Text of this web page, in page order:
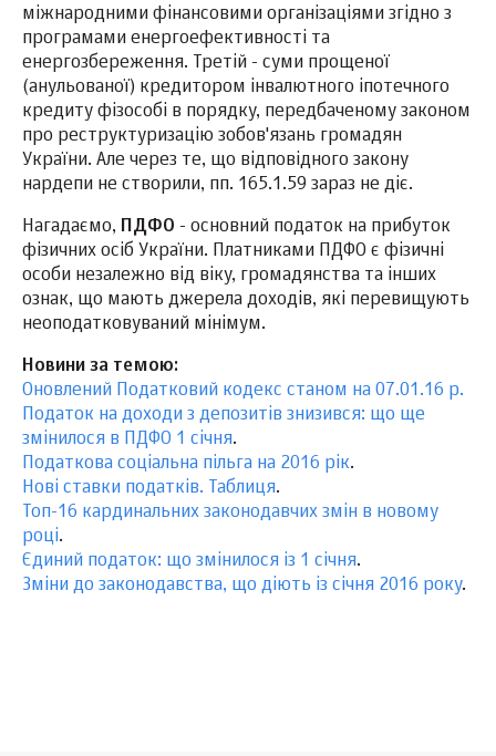
міжнародними фінансовими організаціями згідно з
програмами енергоефективності та
енергозбереження. Третій - суми прощеної
(анульованої) кредитором інвалютного іпотечного
кредиту фізособі в порядку, передбаченому законом
про реструктуризацію зобов'язань громадян
України. Але через те, що відповідного закону
нардепи не створили, пп. 165.1.59 зараз не діє.
Нагадаємо, ПДФО - основний податок на прибуток
фізичних осіб України. Платниками ПДФО є фізичні
особи незалежно від віку, громадянства та інших
ознак, що мають джерела доходів, які перевищують
неоподатковуваний мінімум.
Новини за темою:
Оновлений Податковий кодекс станом на 07.01.16 р.
Податок на доходи з депозитів знизився: що ще
змінилося в ПДФО 1 січня.
Податкова соціальна пільга на 2016 рік.
Нові ставки податків. Таблиця.
Топ-16 кардинальних законодавчих змін в новому
році.
Єдиний податок: що змінилося із 1 січня.
Зміни до законодавства, що діють із січня 2016 року.